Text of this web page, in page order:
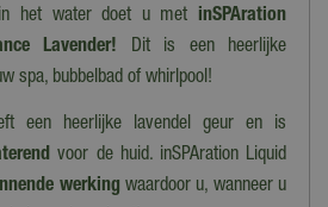
in het water doet u met inSPAration
Lavender! Dit is een heerlijke
spa, bubbelbad of whirlpool!
een heerlijke lavendel geur en is
voor de huid. inSPAration Liquid
werking waardoor u, wanneer u